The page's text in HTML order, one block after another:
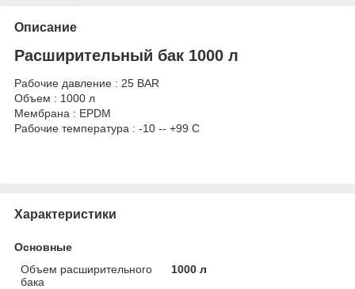
Описание
Расширительный бак 1000 л
Рабочие давление : 25 BAR
Объем : 1000 л
Мембрана : EPDM
Рабочие температура : -10 -- +99 C
Характеристики
Основные
Объем расширительного
бака
1000 л